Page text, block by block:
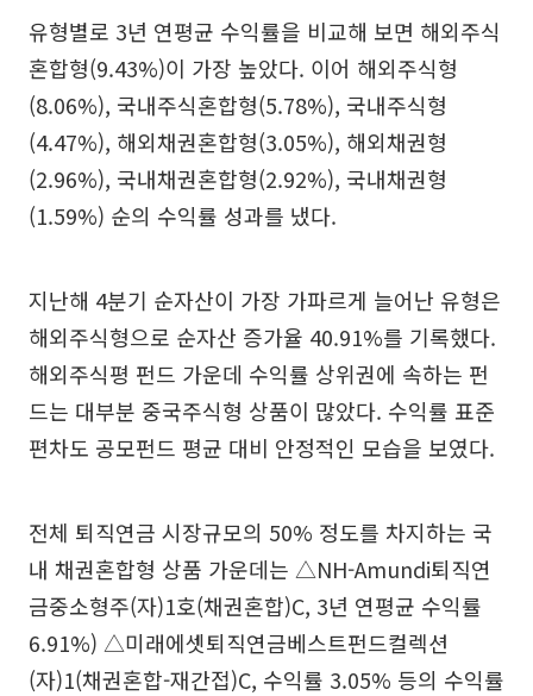
유형별로 3년 연평균 수익률을 비교해 보면 해외주식
혼합형(9.43%)이 가장 높았다. 이어 해외주식형
(8.06%), 국내주식혼합형(5.78%), 국내주식형
(4.47%), 해외채권혼합형(3.05%), 해외채권형
(2.96%), 국내채권혼합형(2.92%), 국내채권형
(1.59%) 순의 수익률 성과를 냈다.
지난해 4분기 순자산이 가장 가파르게 늘어난 유형은
해외주식형으로 순자산 증가율 40.91%를 기록했다.
해외주식평 펀드 가운데 수익률 상위권에 속하는 펀
드는 대부분 중국주식형 상품이 많았다. 수익률 표준
편차도 공모펀드 평균 대비 안정적인 모습을 보였다.
전체 퇴직연금 시장규모의 50% 정도를 차지하는 국
내 채권혼합형 상품 가운데는 △NH-Amundi퇴직연
금중소형주(자)1호(채권혼합)C, 3년 연평균 수익률
6.91%) △미래에셋퇴직연금베스트펀드컬렉션
(자)1(채권혼합-재간접)C, 수익률 3.05% 등의 수익률